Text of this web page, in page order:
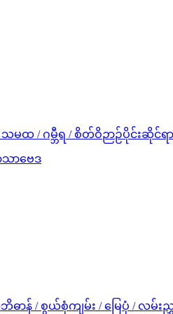
မထ / ဂမ္ဘီရ / စိတ်ဝိဉာဉ်ပိုင်းဆိုင်ရာ
ာဗေဒ
ာန် / စွယ်စုံကျမ်း / မြေပုံ / လမ်း